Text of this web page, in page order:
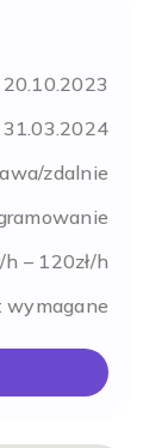
20.10.2023
31.03.2024
zdalnie
h – 120zł/h
wymagane